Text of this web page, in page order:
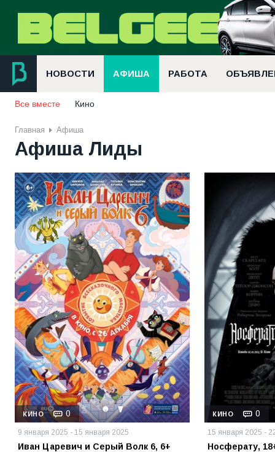
НОВОСТИ АФИША РАБОТА
Все вместе Кино
Главная Афиша
Афиша Лиды
КИНО 0
9 января 2025 - 15 января 2025
Иван Царевич и Серый Волк 6, 6+
КИНО 0
15 января 2025 -
Носферату,